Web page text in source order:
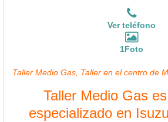
Ver teléfono
1Foto
Taller Medio Gas, Taller en el centro de
Taller Medio Gas
especializado en